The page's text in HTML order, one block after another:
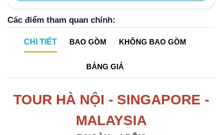
Các điểm tham quan chính:
CHI TIẾT BAO GỒM KHÔNG BAO GỒM
BẢNG GIÁ
TOUR HÀ NỘI - SINGAPORE -
MALAYSIA